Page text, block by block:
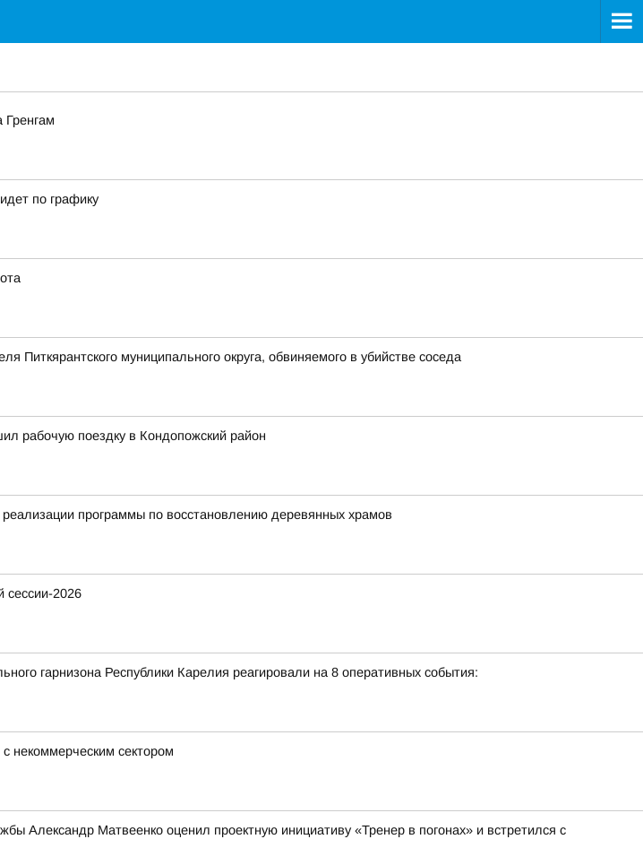
Гренгам
по графику
муниципального округа, обвиняемого в убийстве соседа
рабочую поездку в Кондопожский район
программы по восстановлению деревянных храмов
сессии-2026
гарнизона Республики Карелия реагировали на 8 оперативных события:
некоммерческим сектором
Александр Матвеенко оценил проектную инициативу «Тренер в погонах» и встретился с